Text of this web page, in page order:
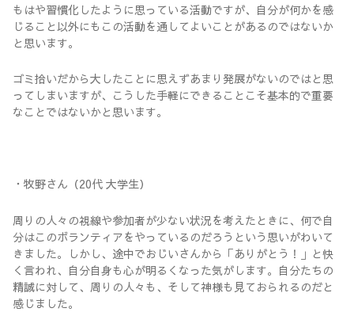
もはや習慣化したように思っている活動ですが、自分が何かを感
じること以外にもこの活動を通してよいことがあるのではないか
と思います。
ゴミ拾いだから大したことに思えずあまり発展がないのではと思
ってしまいますが、こうした手軽にできることこそ基本的で重要
なことではないかと思います。
・牧野さん（20代 大学生）
周りの人々の視線や参加者が少ない状況を考えたときに、何で自
分はこのボランティアをやっているのだろうという思いがわいて
きました。しかし、途中でおじいさんから「ありがとう！」と快
く言われ、自分自身も心が明るくなった気がします。自分たちの
精誠に対して、周りの人々も、そして神様も見ておられるのだと
感じました。